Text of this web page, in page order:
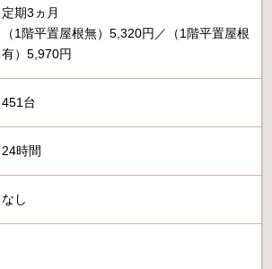
定期3ヵ月
（1階平置屋根無）5,320円／（1階平置屋根
有）5,970円
451台
24時間
なし